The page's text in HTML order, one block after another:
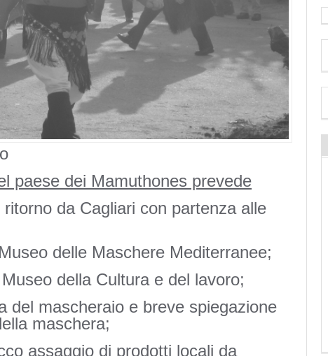
paese dei Mamuthones prevede
da Cagliari con partenza alle
delle Maschere Mediterranee;
della Cultura e del lavoro;
del mascheraio e breve spiegazione
maschera;
assaggio di prodotti locali da